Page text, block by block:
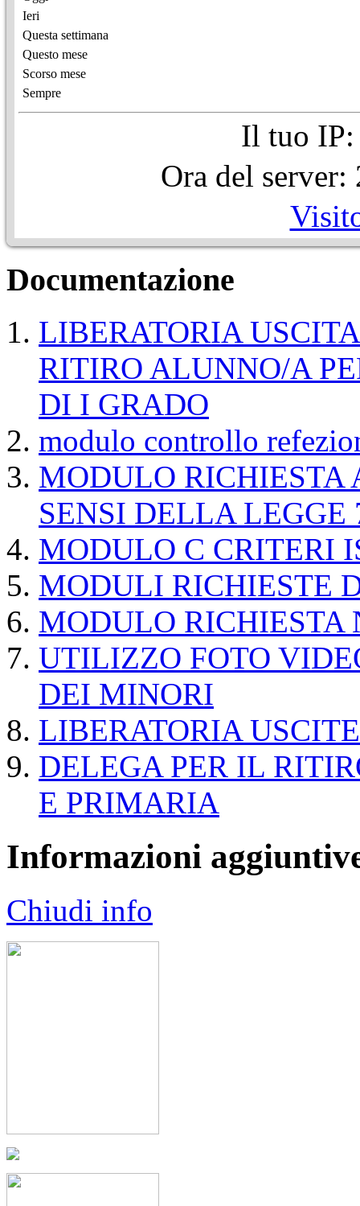
Ieri
Questa settimana
Questo mese
Scorso mese
Sempre
Il tuo IP:
Ora del
Documentazione
LIBERATORIA
RITIRO ALUNNO/A
DI I GRADO
modulo controllo
MODULO RICHIESTA
SENSI DELLA LEGGE
MODULO C CRITERI
MODULI RICHIESTE
MODULO RICHIESTA
UTILIZZO FOTO
DEI MINORI
LIBERATORIA
DELEGA PER IL
E PRIMARIA
Informazioni
Chiudi info